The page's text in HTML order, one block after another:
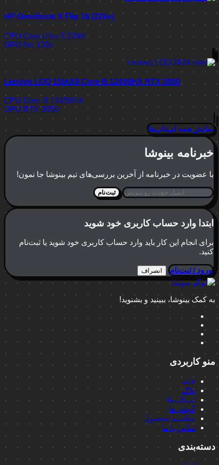
HP Omnibook X Flip 16 (226v)
CPU Core Ultra 5 226V
GPU Arc 130v
Lenovo LOQ 15IAX9 Core i5 12450HX RTX 3050
CPU Core i5 12450HX
GPU RTX 3050
نمایش همه لپ‌تاپ‌ها
خبرنامه بینوشا
با عضویت در خبرنامه از آخرین بررسی‌های تیم بینوشا جا نمون!
ثبت‌نام
ابتدا وارد حساب کاربری خود شوید
برای انجام این کار باید وارد حساب کاربری خود شوید یا ثبت‌نام
کنید.
ورود / ثبت‌نام انصراف
به کمک بینوشا، ببینید و بشنوید!
منو کاربردی
خانه
بلاگ
لپ‌تاپ‌ها
گوشی‌ها
مقایسه محصول
تماس با ما
دسته‌بندی